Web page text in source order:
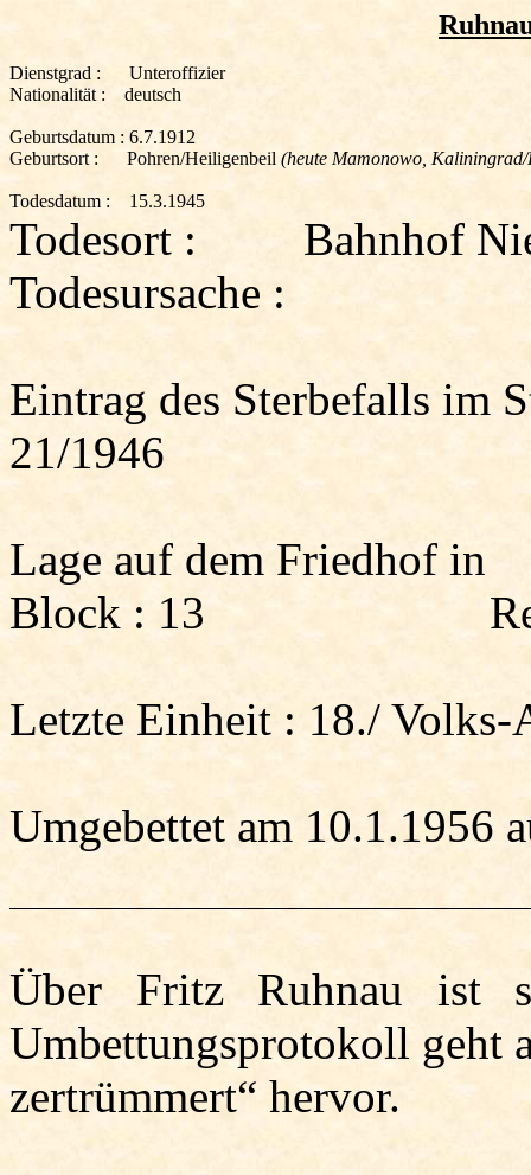
Dienstgrad :
Unteroffizier
Nationalität :
deutsch
Geburtsdatum : 6.7.1912
Geburtsort :
Pohren/Heiligenbeil (heute Mamonowo, Kaliningrad/
Todesdatum : 15.3.1945
Todesort : Bahnhof
Todesursache :
Eintrag des Sterbefalls im
21/1946
Lage auf dem Friedhof in
Block : 13
Letzte Einheit : 18./
Umgebettet am 10.1.1956
Über Fritz Ruhnau ist
Umbettungsprotokoll geht
zertrümmert“ hervor.